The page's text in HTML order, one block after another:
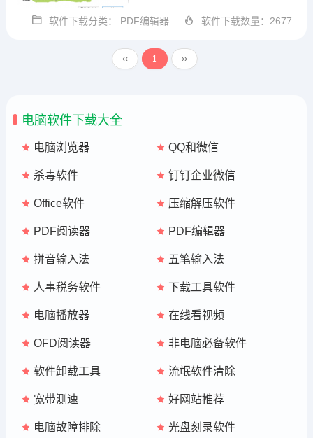
动，可以免费获取福昕PDF编辑器
期为一年。（2022年3月到2023年2
月） 最新下载...
软件下载分类： PDF编辑器 软件下载数量：2677
‹‹ 1 ››
电脑软件下载大全
电脑浏览器 QQ和微信
杀毒软件 钉钉企业微信
Office软件 压缩解压软件
PDF阅读器 PDF编辑器
拼音输入法 五笔输入法
人事税务软件 下载工具软件
电脑播放器 在线看视频
OFD阅读器 非电脑必备软件
软件卸载工具 流氓软件清除
宽带测速 好网站推荐
电脑故障排除 光盘刻录软件